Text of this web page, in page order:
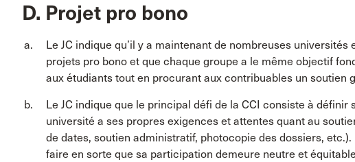
D. Projet pro bono
Le JC indique qu’il y a maintenant de nombreuses
projets pro bono et que chaque groupe a le même objectif
aux étudiants tout en procurant aux contribuables un soutien
Le JC indique que le principal défi de la CCI consiste à définir
université a ses propres exigences et attentes quant au
de dates, soutien administratif, photocopie des dossiers,
faire en sorte que sa participation demeure neutre et